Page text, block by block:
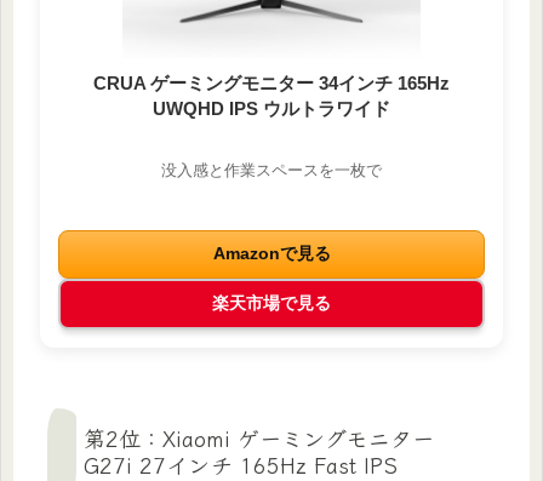
CRUA ゲーミングモニター 34インチ 165Hz
UWQHD IPS ウルトラワイド
没入感と作業スペースを一枚で
Amazonで見る
楽天市場で見る
第2位：Xiaomi ゲーミングモニター
G27i 27インチ 165Hz Fast IPS